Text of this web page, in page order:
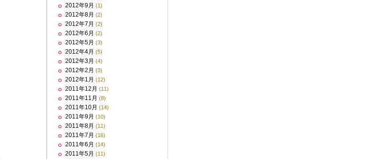
2012年9月 (1)
2012年8月 (2)
2012年7月 (2)
2012年6月 (2)
2012年5月 (3)
2012年4月 (5)
2012年3月 (4)
2012年2月 (3)
2012年1月 (12)
2011年12月 (11)
2011年11月 (8)
2011年10月 (14)
2011年9月 (10)
2011年8月 (11)
2011年7月 (16)
2011年6月 (14)
2011年5月 (11)